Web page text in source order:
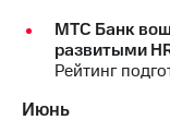
Интервью
МТС Банк
развитыми
Рейтинг
Июнь